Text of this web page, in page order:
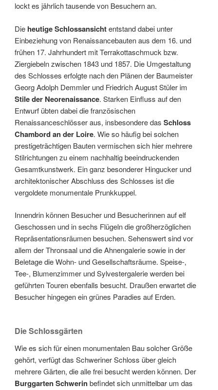
lockt es jährlich tausende von Besuchern an.
Die heutige Schlossansichtentstand dabei unter
Einbeziehung von Renaissancebauten aus dem 16. und
frühen 17. Jahrhundert mit Terrakottaschmuck bzw.
Ziergiebeln zwischen 1843 und 1857. Die Umgestaltung
des Schlosses erfolgte nach den Plänen der Baumeister
Georg Adolph Demmler und Friedrich August Stüler im
Stile der Neorenaissance. Starken Einfluss auf den
Entwurf übten dabei die französischen
Renaissanceschlösser aus, insbesondere das Schloss
Chambord an der Loire. Wie so häufig bei solchen
prestigeträchtigen Bauten vermischen sich hier mehrere
Stilrichtungen zu einem nachhaltig beeindruckenden
Gesamtkunstwerk. Ein ganz besonderer Hingucker und
architektonischer Abschluss des Schlosses ist die
vergoldete monumentale Prunkkuppel.
Innendrin können Besucher und Besucherinnen auf elf
Geschossen und in sechs Flügeln die großherzöglichen
Repräsentationsräumen besuchen. Sehenswert sind vor
allem der Thronsaal und die Ahnengalerie sowie in der
Beletage die Wohn- und Gesellschaftsräume. Speise-,
Tee-, Blumenzimmer und Sylvestergalerie werden bei
geführten Touren ebenfalls besucht. Draußen erwartet die
Besucher hingegen ein grünes Paradies auf Erden.
Die Schlossgärten
Wie es sich für einen monumentalen Bau solcher Größe
gehört, verfügt das Schweriner Schloss über gleich
mehrere Gärten, die alle frei besucht werden können. Der
BurggartenSchwerinbefindet sich unmittelbar um das